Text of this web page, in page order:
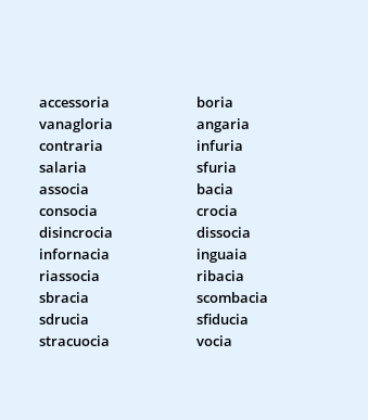
accessoria
boria
vanagloria
angaria
contraria
infuria
salaria
sfuria
associa
bacia
consocia
crocia
disincrocia
dissocia
infornacia
inguaia
riassocia
ribacia
sbracia
scombacia
sdrucia
sfiducia
stracuocia vocia